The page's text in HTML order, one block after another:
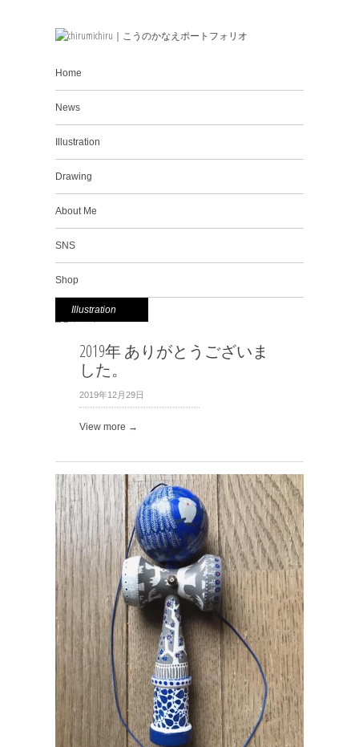
Home
News
Illustration
Drawing
About Me
SNS
Shop
Illustration
2019年 ありがとうございま
した。
2019年12月29日
View more →